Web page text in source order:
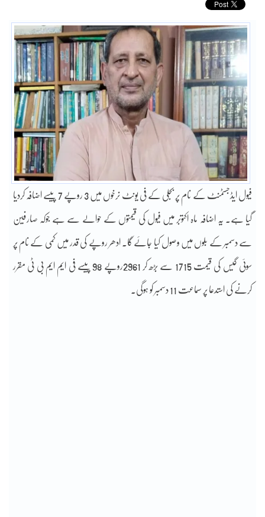
فیول ایڈجسٹمنٹ کے نام پر بجلی کے فی یونٹ نرخوں میں 3 روپے 7 پیسے اضافہ کردیا
گیا ہے۔ یہ اضافہ ماہ اکتوبر میں فیول کی قیمتوں کے حوالے سے ہے جوکہ صارفین
سے دسمبر کے بلوں میں وصول کیا جائے گا۔ ادھر روپے کی قدر میں کمی کے نام پر
سوئی گیس کی قیمت 1715 سے بڑھ کر 2961روپے 98 پیسے فی ایم ایم بی ٹی مقرر
کرنے کی استدعا پر سماعت 11 دسمبر کو ہوگی۔